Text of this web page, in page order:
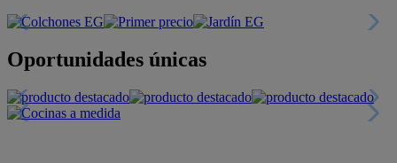
Oportunidades únicas